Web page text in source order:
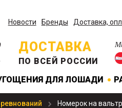
Новости Бренды Доставка,
ДОСТАВКА
ПО ВСЕЙ РОССИИ
ДЛЯ ЛОШАДИ
Номерок на